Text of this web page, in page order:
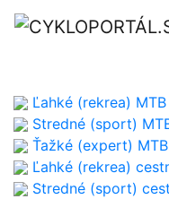
Ľahké (rekrea)
Stredné (sport)
Ťažké (expert)
Ľahké (rekrea)
Stredné (sport)